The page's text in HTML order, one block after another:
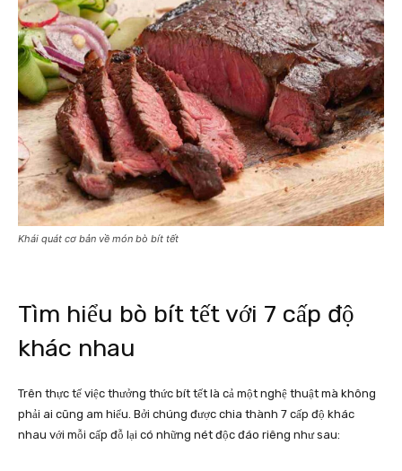
Khái quát cơ bản về món bò bít tết
Tìm hiểu bò bít tết với 7 cấp độ
khác nhau
Trên thực tế việc thưởng thức bít tết là cả một nghệ thuật mà không
phải ai cũng am hiểu. Bởi chúng được chia thành 7 cấp độ khác
nhau với mỗi cấp đỗ lại có những nét độc đáo riêng như sau: